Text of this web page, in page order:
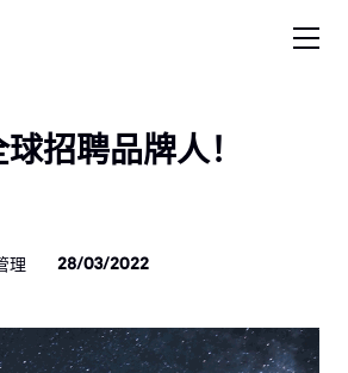
招聘品牌人！
理 28/03/2022